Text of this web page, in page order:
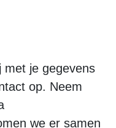
met je gegevens
op. Neem
we er samen